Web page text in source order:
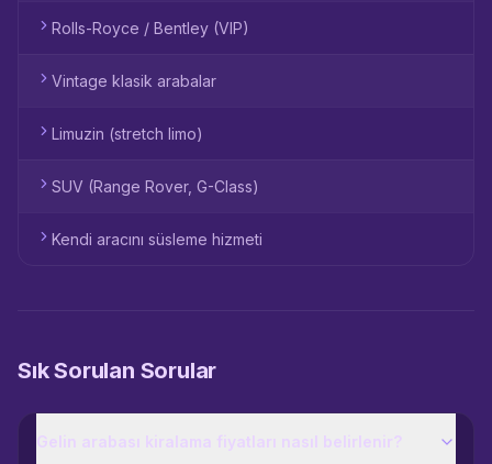
Rolls-Royce / Bentley (VIP)
Vintage klasik arabalar
Limuzin (stretch limo)
SUV (Range Rover, G-Class)
Kendi aracını süsleme hizmeti
Sık Sorulan Sorular
Gelin arabası kiralama fiyatları nasıl belirlenir?